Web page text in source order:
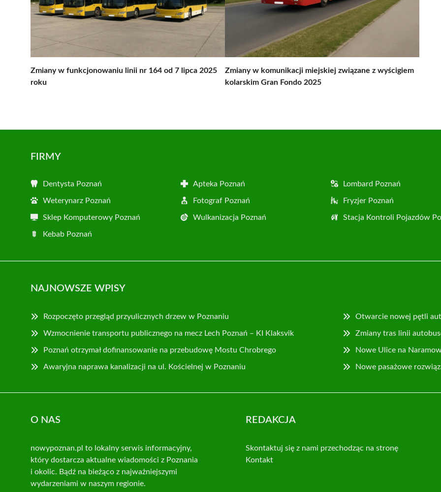
Zmiany w funkcjonowaniu linii nr 164 od 7 lipca 2025
roku
Zmiany w komunikacji miejskiej związane z wyścigiem
kolarskim Gran Fondo 2025
FIRMY
Dentysta Poznań Apteka Poznań Lombard Poznań
Weterynarz Poznań Fotograf Poznań Fryzjer Poznań
Sklep Komputerowy Poznań Wulkanizacja Poznań Stacja Kontroli Pojazdów
Kebab Poznań
NAJNOWSZE WPISY
Rozpoczęto przegląd przyulicznych drzew w Poznaniu Otwarcie nowej pętli
Wzmocnienie transportu publicznego na mecz Lech Poznań – KI Klaksvik Zmiany tras linii
Poznań otrzymał dofinansowanie na przebudowę Mostu Chrobrego Nowe Ulice na
Awaryjna naprawa kanalizacji na ul. Kościelnej w Poznaniu Nowe pasażowe
O NAS
nowypoznan.pl to lokalny serwis informacyjny,
który dostarcza aktualne wiadomości z Poznania
i okolic. Bądź na bieżąco z najważniejszymi
wydarzeniami w naszym regionie.
REDAKCJA
Skontaktuj się z nami przechodząc na stronę
Kontakt